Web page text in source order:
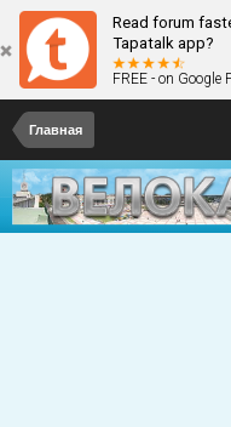
Read forum
Tapatalk app?
FREE - on Google
Главная